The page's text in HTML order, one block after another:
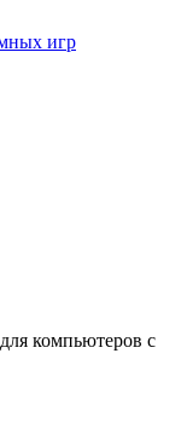
игр
компьютеров с